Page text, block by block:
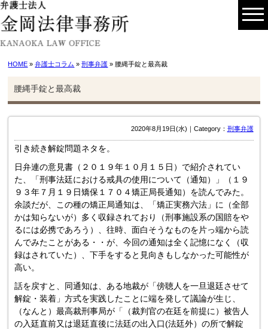
HOME »弁護士コラム »刑事弁護 » 腰縄手錠と最高裁
腰縄手錠と最高裁
2020年8月19日(水)｜Category： 刑事弁護
引き続き解錠問題ネタを。
日弁連の意見書（２０１９年１０月１５日）で紹介されてい
た、「刑事法廷における戒具の使用について（通知）」（１９
９３年７月１９日矯保１７０４矯正局長通知）を読んでみた。
余談だが、この種の矯正局通知は、「矯正実務六法」に（全部
かは知らないが）多く収録されており（刑事施設系の国賠をや
るには必携であろう）、往時、面白そうなものを片っ端から読
んでみたことがある・・が、今回の通知は全く記憶になく（収
録はされていた）、下手をすると見向きもしなかった可能性が
高い。
話を戻すと、同通知は、ある地裁が「傍聴人を一旦退廷させて
解錠・装着」方式を実践したことに端を発して議論が生じ、
（なんと）最高裁刑事局が「（裁判官の在廷を前提に）被告人
の入廷直前又は退廷直後に法廷の出入口(法廷外）の所で解錠